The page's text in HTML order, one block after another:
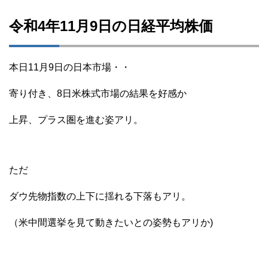
令和4年11月9日の日経平均株価
本日11月9日の日本市場・・
寄り付き、8日米株式市場の結果を好感か
上昇、プラス圏を進む姿アリ。
ただ
ダウ先物指数の上下に揺れる下落もアリ。
（米中間選挙を見て動きたいとの姿勢もアリか)